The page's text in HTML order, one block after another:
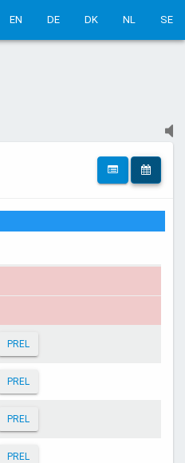
EN DE DK NL SE
PREL
PREL
PREL
PREL